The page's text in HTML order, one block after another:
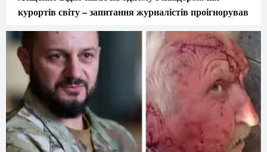
курортів світу – запитання журналістів проігнорував